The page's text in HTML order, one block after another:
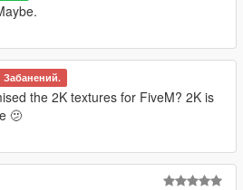
Забанений.
the 2K textures for FiveM? 2K is
🫤